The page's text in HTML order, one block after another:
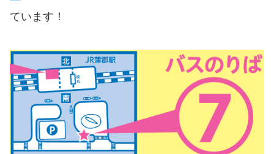
ています！